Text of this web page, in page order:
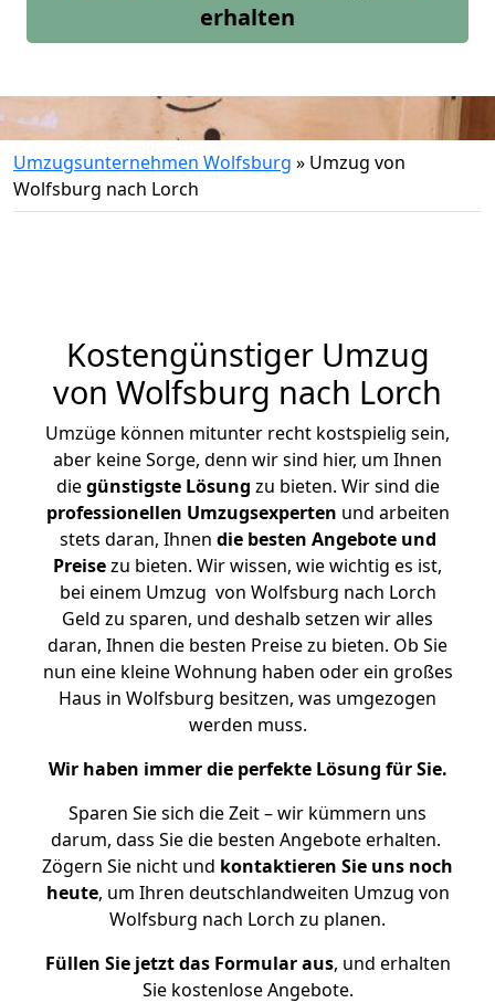
erhalten
Umzugsunternehmen Wolfsburg » Umzug von
Wolfsburg nach Lorch
Kostengünstiger Umzug
von Wolfsburg nach Lorch
Umzüge können mitunter recht kostspielig sein,
aber keine Sorge, denn wir sind hier, um Ihnen
diegünstigste Lösung zu bieten. Wir sind die
professionellen Umzugsexperten und arbeiten
stets daran, Ihnen die besten Angebote und
Preisezu bieten. Wir wissen, wie wichtig es ist,
bei einem Umzug von Wolfsburg nach Lorch
Geld zu sparen, und deshalb setzen wir alles
daran, Ihnen die besten Preise zu bieten. Ob Sie
nun eine kleine Wohnung haben oder ein großes
Haus in Wolfsburg besitzen, was umgezogen
werden muss.
Wir haben immer die perfekte Lösung für Sie.
Sparen Sie sich die Zeit – wir kümmern uns
darum, dass Sie die besten Angebote erhalten.
Zögern Sie nicht und kontaktieren Sie uns noch
heute, um Ihren deutschlandweiten Umzug von
Wolfsburg nach Lorch zu planen.
Füllen Sie jetzt das Formular aus, und erhalten
Sie kostenlose Angebote.